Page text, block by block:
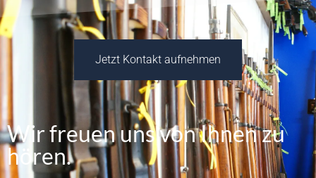
Jetzt Kontakt aufnehmen
Wir freuen uns von Ihnen zu
hören.